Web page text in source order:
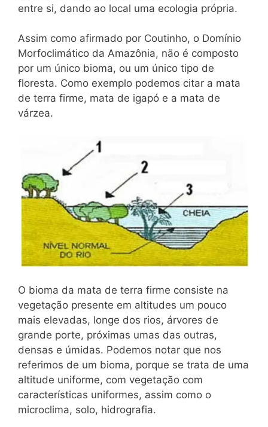
entre si, dando ao local uma ecologia própria.
Assim como afirmado por Coutinho, o Domínio
Morfoclimático da Amazônia, não é composto
por um único bioma, ou um único tipo de
floresta. Como exemplo podemos citar a mata
de terra firme, mata de igapó e a mata de
várzea.
O bioma da mata de terra firme consiste na
vegetação presente em altitudes um pouco
mais elevadas, longe dos rios, árvores de
grande porte, próximas umas das outras,
densas e úmidas. Podemos notar que nos
referimos de um bioma, porque se trata de uma
altitude uniforme, com vegetação com
características uniformes, assim como o
microclima, solo, hidrografia.